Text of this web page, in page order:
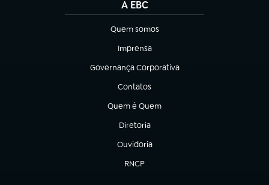
A EBC
Quem somos
(abre em nova aba)
Imprensa
(abre em nova aba)
Governança Corporativa
(abre em nova aba)
Contatos
(abre em nova aba)
Quem é Quem
(abre em nova aba)
Diretoria
(abre em nova aba)
Ouvidoria
(abre em nova aba)
RNCP
(abre em nova aba)